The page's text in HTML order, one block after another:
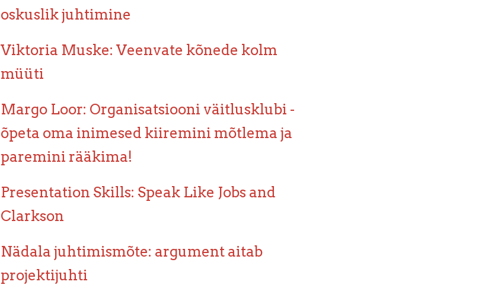
oskuslik juhtimine
Viktoria Muske: Veenvate kõnede kolm
müüti
Margo Loor: Organisatsiooni väitlusklubi -
õpeta oma inimesed kiiremini mõtlema ja
paremini rääkima!
Presentation Skills: Speak Like Jobs and
Clarkson
Nädala juhtimismõte: argument aitab
projektijuhti